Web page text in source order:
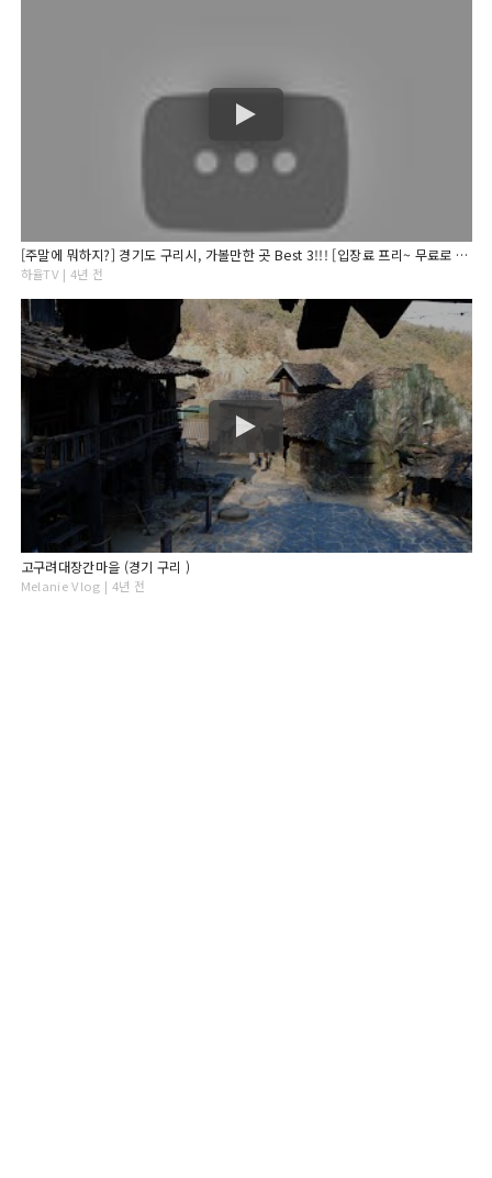
[주말에 뭐하지?] 경기도 구리시, 가볼만한 곳 Best 3!!! [입장료 프리~ 무료로 관람이 가능한 3곳을 알려드려요
하율TV | 4년 전
고구려대장간마을 (경기 구리 )
Melanie Vlog | 4년 전